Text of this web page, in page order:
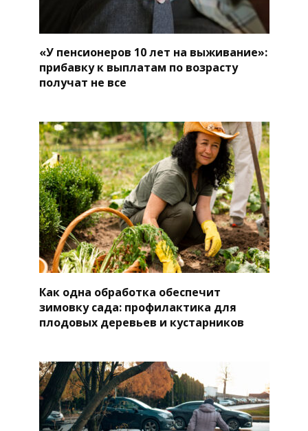
«У пенсионеров 10 лет на выживание»:
прибавку к выплатам по возрасту
получат не все
Как одна обработка обеспечит
зимовку сада: профилактика для
плодовых деревьев и кустарников